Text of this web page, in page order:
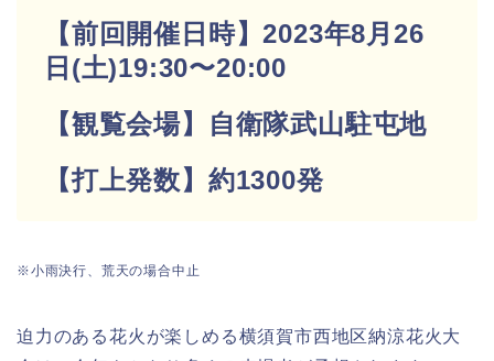
【前回開催日時】2023年8月26
日(土)19:30〜20:00
【観覧会場】自衛隊武山駐屯地
【打上発数】約1300発
※小雨決行、荒天の場合中止
迫力のある花火が楽しめる横須賀市西地区納涼花火大